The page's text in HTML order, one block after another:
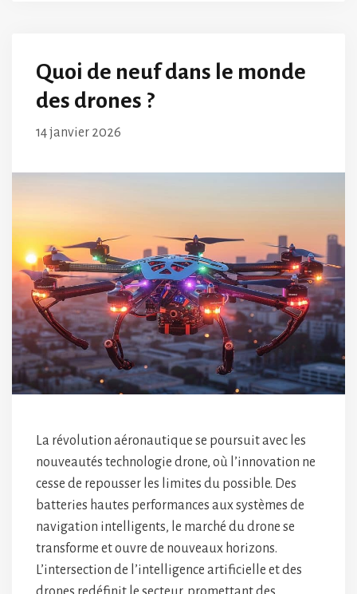
Quoi de neuf dans le monde
des drones ?
14 janvier 2026
La révolution aéronautique se poursuit avec les
nouveautés technologie drone, où l’innovation ne
cesse de repousser les limites du possible. Des
batteries hautes performances aux systèmes de
navigation intelligents, le marché du drone se
transforme et ouvre de nouveaux horizons.
L’intersection de l’intelligence artificielle et des